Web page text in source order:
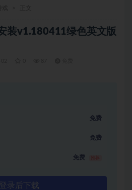
装v1.180411绿色英文版
免费
免费
免费
登录后下载